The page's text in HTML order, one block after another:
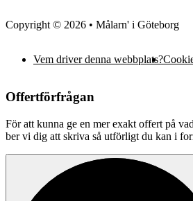
Copyright © 2026 • Målarn' i Göteborg
Vem driver denna webbplats?
Offertförfrågan
För att kunna ge en mer exakt offert på
ber vi dig att skriva så utförligt du kan i